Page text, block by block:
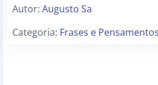
Autor: Augusto Sa
Categoria: Frases e